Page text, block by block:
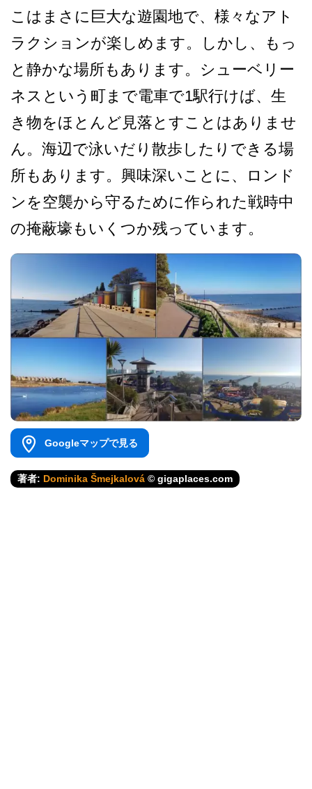
こ­はまさに巨大な遊園地で、様々なアト
ラクションが楽­しめます。しかし、もっ
と静かな場所もあります。シ­ューベリー
ネスという町まで電車で1駅行けば、生
き­物をほとんど見落とすことはありませ
ん。海辺で泳い­だり散歩したりできる場
所もあります。興味深いこと­に、ロンド
ンを空襲から守るために作られた戦時中
の­掩蔽壕もいくつか残っています。
Googleマップで見る
著者: Dominika Šmejkalová © gigaplaces.com